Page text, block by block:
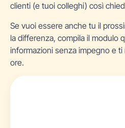
clienti (e tuoi colleghi) così
Se vuoi essere anche tu il
la differenza, compila il modulo
informazioni senza impegno e
ore.